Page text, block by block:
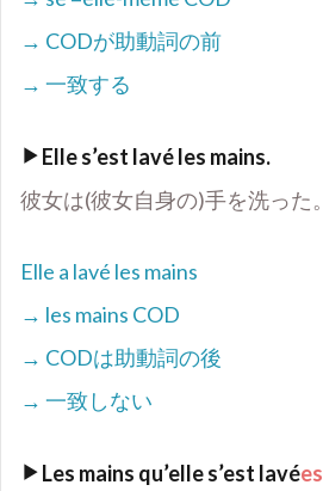
→ CODが助動詞の前
→ 一致する
Elle s’est lavé les mains.
彼女は(彼女自身の)手を洗った。
Elle a lavé les mains
→ les mains COD
→ CODは助動詞の後
→ 一致しない
Les mains qu’elle s’est lavées